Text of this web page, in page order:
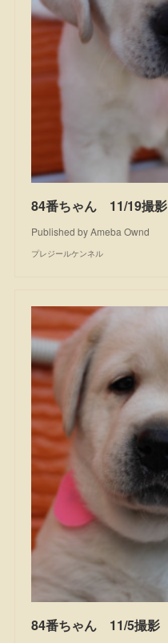
84番ちゃん 11/19撮影
Published by Ameba Ownd
プレジールケンネル
84番ちゃん 11/5撮影